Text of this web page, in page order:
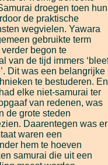
droegen toen hun
de praktische
wegvielen. Yawara
gebruikte term
begon te
van de tijd immers
Dit was een belangrijke
te bestuderen. En
elke niet-samurai ter
van redenen, was
de grote steden
Daarentegen was er
waren een
hem te hoeven
samurai die uit een